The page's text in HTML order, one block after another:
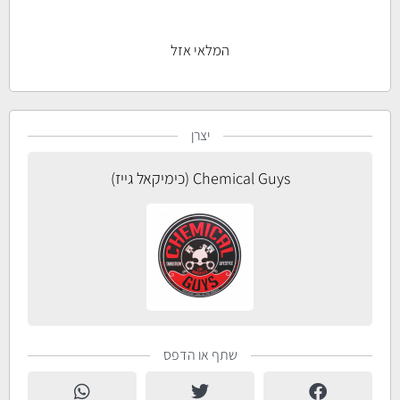
המלאי אזל
יצרן
Chemical Guys (כימיקאל גייז)
שתף או הדפס